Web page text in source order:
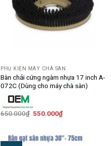
PHỤ KIỆN MÁY CHÀ SÀN
Bàn chải cứng ngàm nhựa 17 inch A-
072C (Dùng cho máy chà sàn)
650.000₫ Giá
550.000₫Giá
550.000₫.